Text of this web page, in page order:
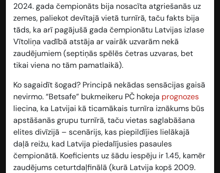
2024. gada čempionāts bija nosacīta atgriešanās uz
zemes, paliekot devītajā vietā turnīrā, taču fakts bija
tāds, ka arī pagājušā gada čempionātu Latvijas izlase
Vītoliņa vadībā atstāja ar vairāk uzvarām nekā
zaudējumiem (septiņās spēlēs četras uzvaras, bet
tikai viena no tām pamatlaikā).
Ko sagaidīt šogad? Principā nekādas sensācijas gaisā
nevirmo. “Betsafe” bukmeikeru PČ hokeja prognozes
liecina, ka Latvijai kā ticamākais turnīra iznākums būs
apstāšanās grupu turnīrā, taču vietas saglabāšana
elites divīzijā – scenārijs, kas piepildījies lielākajā
daļā reižu, kad Latvija piedalījusies pasaules
čempionātā. Koeficients uz šādu iespēju ir1.45, kamēr
zaudējums ceturtdaļfinālā (kurā Latvija kopš 2009.